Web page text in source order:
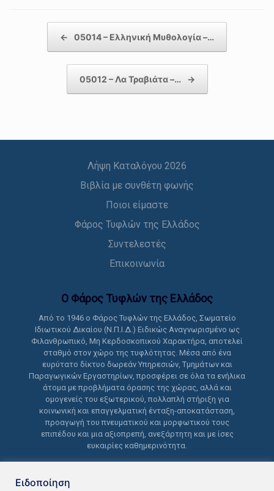
← 05014 – Ελληνική Μυθολογία –…
05012 – Λα Τραβιάτα –… →
Λήψη Καταλόγου 2026
Βιβλία με συνθέτη φωνής
Ποιοι είμαστε
Φάρος Τυφλών της Ελλάδος
Συντελεστές
Επικοινωνία
Ο Φάρος Τυφλών της Ελλάδoς
Από το 1946 ο Φάρος Τυφλών της Ελλάδος, Σωματείο
Ιδιωτικού Δικαίου (Ν.Π.Ι.Δ.) Ειδικώς Αναγνωρισμένο ως
Φιλανθρωπικό, Μη Κερδοσκοπικού Χαρακτήρα, αποτελεί
σταθμό στον χώρο της τυφλότητας. Μέσα από ένα
ευρύτατο δίκτυο δωρεάν Υπηρεσιών, Τμημάτων και
Παραγωγικών Εργαστηρίων, προσφέρει σε όλα τα ενήλικα
άτομα με προβλήματα όρασης της χώρας, αλλά και
ομογενείς του εξωτερικού, πολλαπλή στήριξη για
κοινωνική και επαγγελματική ένταξη-αποκατάσταση,
προαγωγή του πνευματικού και μορφωτικού τους
επιπέδου και μια αξιοπρεπή, ανεξάρτητη και με ίσες
ευκαιρίες καθημερινότητα.
Ειδοποίηση